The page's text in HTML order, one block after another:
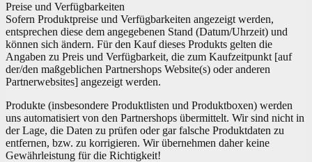
Preise und Verfügbarkeiten
Sofern Produktpreise und Verfügbarkeiten angezeigt werden,
entsprechen diese dem angegebenen Stand (Datum/Uhrzeit) und
können sich ändern. Für den Kauf dieses Produkts gelten die
Angaben zu Preis und Verfügbarkeit, die zum Kaufzeitpunkt [auf
der/den maßgeblichen Partnershops Website(s) oder anderen
Partnerwebsites] angezeigt werden.
Produkte (insbesondere Produktlisten und Produktboxen) werden
uns automatisiert von den Partnershops übermittelt. Wir sind nicht in
der Lage, die Daten zu prüfen oder gar falsche Produktdaten zu
entfernen, bzw. zu korrigieren. Wir übernehmen daher keine
Gewährleistung für die Richtigkeit!